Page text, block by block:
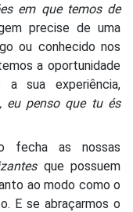
em que temos de
precise de uma
ou conhecido nos
a oportunidade
sua experiência,
eu penso que tu és
fecha as nossas
que possuem
ao modo como o
E se abraçarmos o